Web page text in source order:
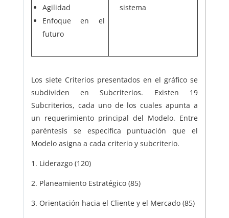
Agilidad
Enfoque en el
futuro
sistema
Los siete Criterios presentados en el gráfico se
subdividen en Subcriterios. Existen 19
Subcriterios, cada uno de los cuales apunta a
un requerimiento principal del Modelo. Entre
paréntesis se especifica puntuación que el
Modelo asigna a cada criterio y subcriterio.
1. Liderazgo (120)
2. Planeamiento Estratégico (85)
3. Orientación hacia el Cliente y el Mercado (85)